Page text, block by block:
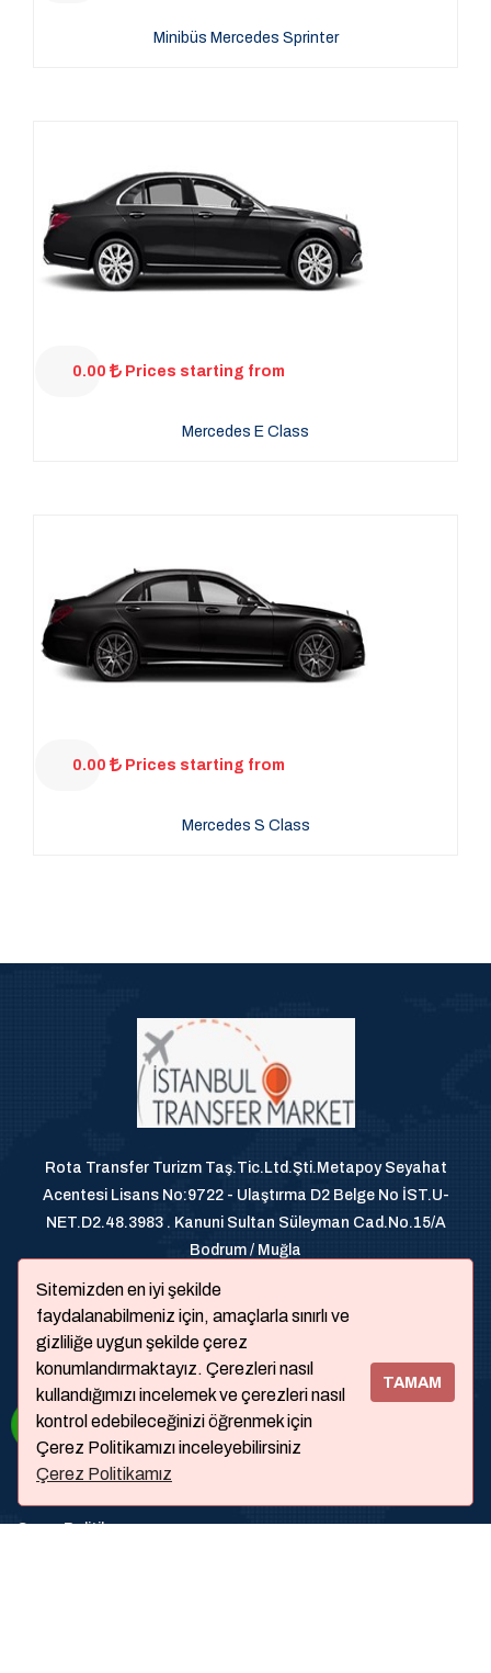
Sitemizden en iyi şekilde
faydalanabilmeniz için, amaçlarla sınırlı ve
gizliliğe uygun şekilde çerez
konumlandırmaktayız. Çerezleri nasıl
kullandığımızı incelemek ve çerezleri nasıl
kontrol edebileceğinizi öğrenmek için
Çerez Politikamızı inceleyebilirsiniz
Çerez Politikamız
TAMAM
Minibüs Mercedes Sprinter
0.00 Prices starting from
Mercedes E Class
0.00 Prices starting from
Mercedes S Class
Rota Transfer Turizm Taş.Tic.Ltd.Şti.Metapoy Seyahat
Acentesi Lisans No:9722 - Ulaştırma D2 Belge No İST.U-
NET.D2.48.3983 . Kanuni Sultan Süleyman Cad.No.15/A
Bodrum / Muğla
+905326200070
Çerez Politikası